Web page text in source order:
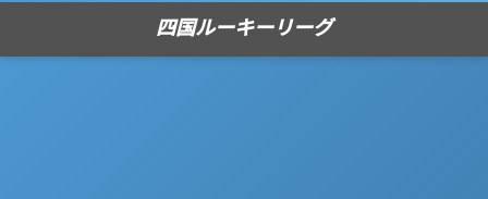
四国ルーキーリーグ